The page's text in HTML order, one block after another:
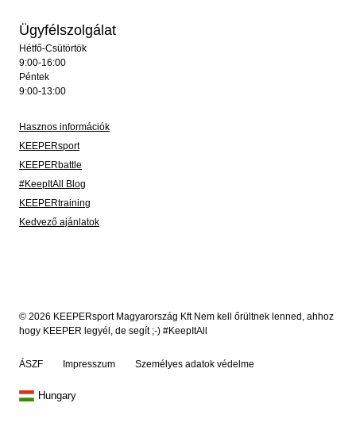
Ügyfélszolgálat
Hétfő-Csütörtök
9:00-16:00
Péntek
9:00-13:00
Hasznos információk
KEEPERsport
KEEPERbattle
#KeepItAll Blog
KEEPERtraining
Kedvező ajánlatok
© 2026 KEEPERsport Magyarország Kft Nem kell őrültnek lenned, ahhoz
hogy KEEPER legyél, de segít ;-) #KeepItAll
ÁSZF Impresszum Személyes adatok védelme
Hungary